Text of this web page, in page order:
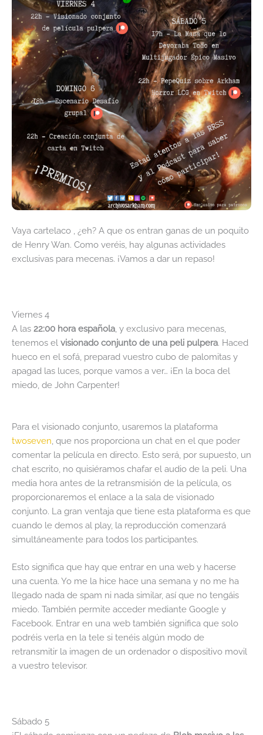
Vaya cartelaco , ¿eh? A que os entran ganas de un poquito
de Henry Wan. Como veréis, hay algunas actividades
exclusivas para mecenas. ¡Vamos a dar un repaso!
Viernes 4
A las 22:00 hora española , y exclusivo para mecenas,
tenemos el visionado conjunto de una peli pulpera. Haced
hueco en el sofá, preparad vuestro cubo de palomitas y
apagad las luces, porque vamos a ver… ¡En la boca del
miedo, de John Carpenter!
Para el visionado conjunto, usaremos la plataforma
twoseven , que nos proporciona un chat en el que poder
comentar la película en directo. Esto será, por supuesto, un
chat escrito, no quisiéramos chafar el audio de la peli. Una
media hora antes de la retransmisión de la película, os
proporcionaremos el enlace a la sala de visionado
conjunto. La gran ventaja que tiene esta plataforma es que
cuando le demos al play, la reproducción comenzará
simultáneamente para todos los participantes.
Esto significa que hay que entrar en una web y hacerse
una cuenta. Yo me la hice hace una semana y no me ha
llegado nada de spam ni nada similar, así que no tengáis
miedo. También permite acceder mediante Google y
Facebook. Entrar en una web también significa que solo
podréis verla en la tele si tenéis algún modo de
retransmitir la imagen de un ordenador o dispositivo movil
a vuestro televisor.
Sábado 5